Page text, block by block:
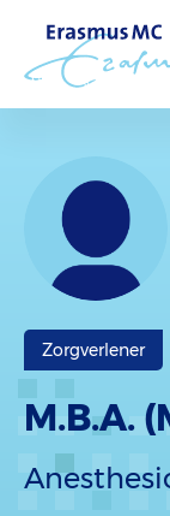
Zorgverlener
M.B.A.